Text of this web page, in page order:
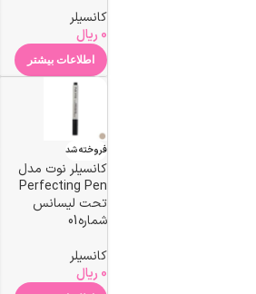
کانسیلر
0 ریال
اطلاعات بیشتر
فروخته شد
کانسیلر نوت مدل
Perfecting Pen
تحت لیسانس
شماره01
کانسیلر
0 ریال